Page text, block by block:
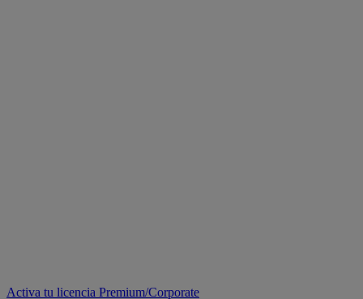
Activa tu licencia Premium/Corporate